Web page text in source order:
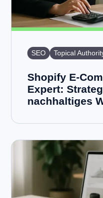
SEO Topical
Shopify E-
Expert:
nachhaltiges